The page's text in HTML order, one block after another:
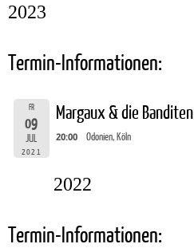
2023
Termin-Informationen:
FR
09
JUL
2021
Margaux & die Banditen
20:00 Odonien, Köln
2022
Termin-Informationen: